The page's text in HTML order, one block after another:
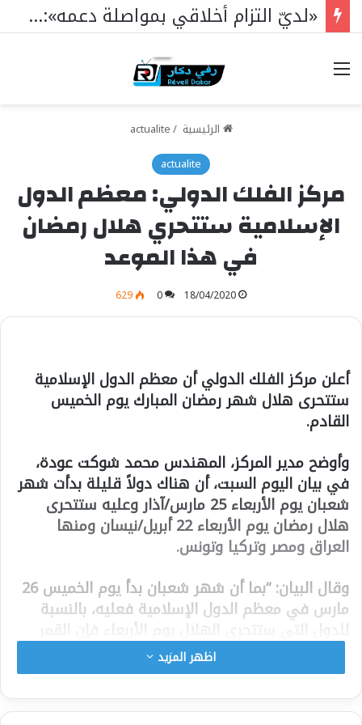
«لديّ التزام أخلاقي بمواصلة دعمه»: أميناتا توري تبرر التزامها بجوماي
خيارات
الرئيسية /
actualite
actualite
مركز الفلك الدولي: معظم الدول
الإسلامية ستتحري هلال رمضان
في هذا الموعد
18/04/2020
0
629
أعلن مركز الفلك الدولي أن معظم الدول الإسلامية
ستتحرى هلال شهر رمضان المبارك يوم الخميس
القادم.
وأوضح مدير المركز، المهندس محمد شوكت عودة،
في بيان اليوم السبت، أن هناك دولاً قليلة بدأت شهر
شعبان يوم الأربعاء 25 مارس/آذار وعليه ستتحرى
هلال رمضان يوم الأربعاء 22 أبريل/نيسان ومنها
العراق ومصر وتركيا وتونس.
وقال البيان: “بما أن شهر شعبان بدأ يوم الخميس 26
مارس في معظم الدول الإسلامية فعليه، بالنسبة
للدول التي ستتحرى الهلال يوم الأربعاء فإن القمر
سيغيب في ذلك اليوم قبل غروب الشمس وسيحدث
الاقتران بعد غروب الشمس، أي أن رؤية الهلال
مستحيلة بعد غروب شمس يوم الأربعاء وعليه فإن
هذه الدول ستكمل عدة شعبان ثلاثين يوما وستبدأ
اظهر المزيد